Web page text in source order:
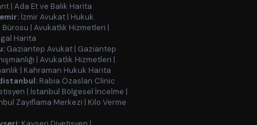
| Ada Et ve Balık Harita
İzmir Avukat | Hukuk
Bürosu | Avukatlık Hizmetleri |
Harita
Gaziantep Avukat | Gaziantep
| Avukatlık Hizmetleri |
| Kahraman Hukuk Harita
Rabia Özaslan Clinic
| İstanbul Bölgesel İncelme |
Zayıflama Merkezi | Kilo Verme